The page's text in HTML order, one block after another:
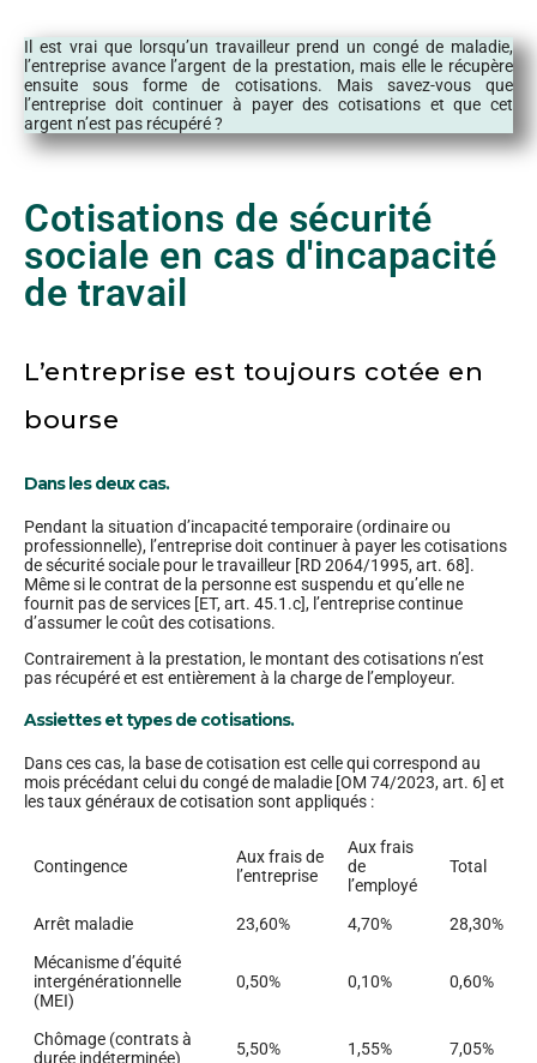
Il est vrai que lorsqu’un travailleur prend un congé de maladie,
l’entreprise avance l’argent de la prestation, mais elle le récupère
ensuite sous forme de cotisations. Mais savez-vous que
l’entreprise doit continuer à payer des cotisations et que cet
argent n’est pas récupéré ?
Cotisations de sécurité
sociale en cas d'incapacité
de travail
L’entreprise est toujours cotée en
bourse
Dans les deux cas.
Pendant la situation d’incapacité temporaire (ordinaire ou
professionnelle), l’entreprise doit continuer à payer les cotisations
de sécurité sociale pour le travailleur [RD 2064/1995, art. 68].
Même si le contrat de la personne est suspendu et qu’elle ne
fournit pas de services [ET, art. 45.1.c], l’entreprise continue
d’assumer le coût des cotisations.
Contrairement à la prestation, le montant des cotisations n’est
pas récupéré et est entièrement à la charge de l’employeur.
Assiettes et types de cotisations.
Dans ces cas, la base de cotisation est celle qui correspond au
mois précédant celui du congé de maladie [OM 74/2023, art. 6] et
les taux généraux de cotisation sont appliqués :
Contingence
Aux frais de
l’entreprise
Aux frais
de
l’employé
Total
Arrêt maladie 23,60% 4,70%
28,30%
Mécanisme d’équité
intergénérationnelle
(MEI)
0,50% 0,10% 0,60%
Chômage (contrats à
durée indéterminée)
5,50% 1,55% 7,05%